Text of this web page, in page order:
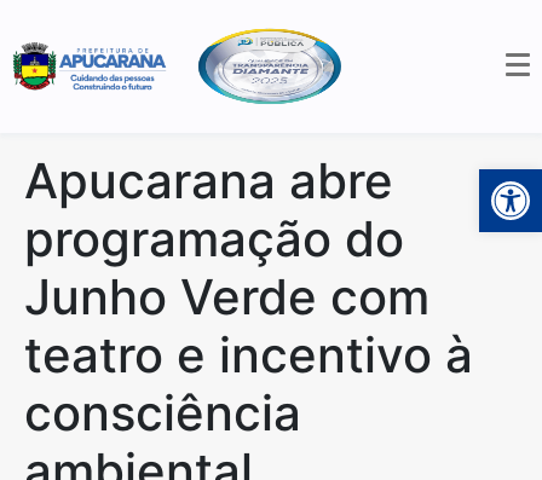
Apucarana abre
programação do
Junho Verde com
teatro e incentivo à
consciência